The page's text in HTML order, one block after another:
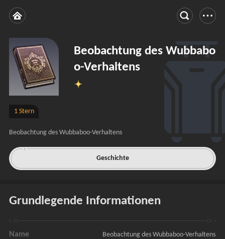
Beobachtung des Wubbabo
o-Verhaltens
1 Stern
Beobachtung des Wubbaboo-Verhaltens
Geschichte
Grundlegende Informationen
Name Beobachtung des Wubbaboo-Verhaltens